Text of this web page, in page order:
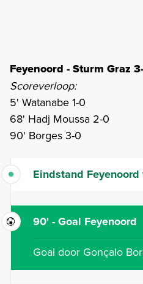
Feyenoord - Sturm Graz
Scoreverloop:
5' Watanabe 1-0
68' Hadj Moussa 2-0
90' Borges 3-0
Eindstand
90' - Goal Feyenoord
Goal door Gonçalo